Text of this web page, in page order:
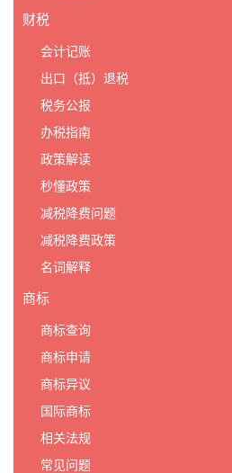
财税
会计记账
出口（抵）退税
税务公报
办税指南
政策解读
秒懂政策
减税降费问题
减税降费政策
名词解释
商标
商标查询
商标申请
商标异议
国际商标
相关法规
常见问题